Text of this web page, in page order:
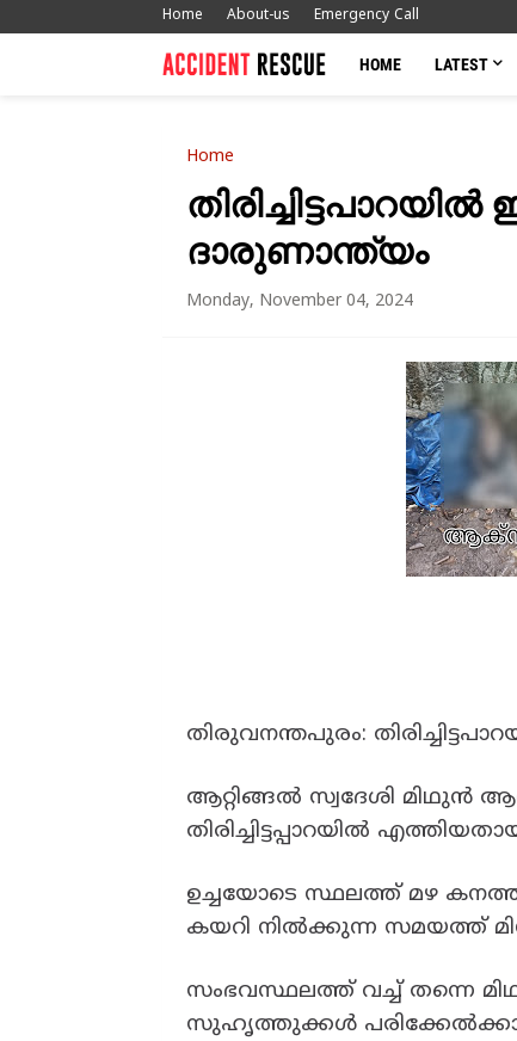
Home About-us Emergency Call
HOME LATEST
Home
ദാരുണാന്ത്യം
Monday, November 04, 2024
തിരുവനന്തപുരം:
ആറ്റിങ്ങൽ സ്വദേശി മിഥുൻ
തിരിച്ചിട്ടപ്പാറയിൽ
ഉച്ചയോടെ സ്ഥലത്ത് മഴ
കയറി നിൽക്കുന്ന സമയത്ത്
സംഭവസ്ഥലത്ത് വച്ച് തന്നെ
സുഹൃത്തുക്കൾ